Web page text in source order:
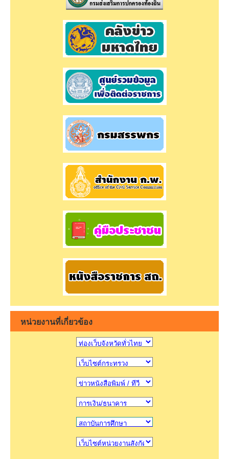
หน่วยงานที่เกี่ยวข้อง